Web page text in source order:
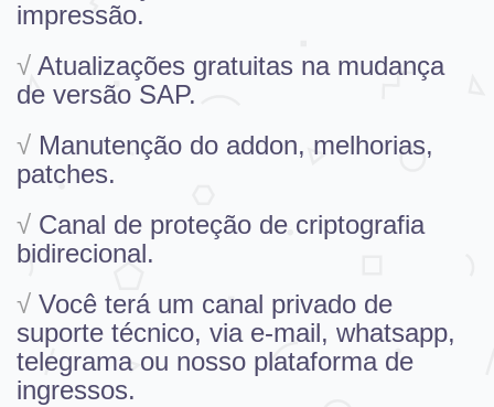
impressão.
√ Atualizações gratuitas na mudança
de versão SAP.
√ Manutenção do addon, melhorias,
patches.
√ Canal de proteção de criptografia
bidirecional.
√ Você terá um canal privado de
suporte técnico, via e-mail, whatsapp,
telegrama ou nosso plataforma de
ingressos.